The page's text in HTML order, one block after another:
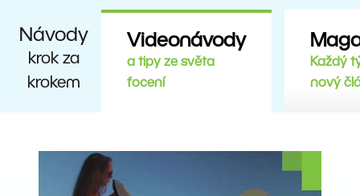
Návody
krok za
krokem
Videonávody
a tipy ze světa
focení
Každý
nový